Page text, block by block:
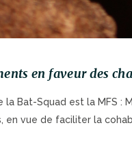
en faveur des
la Bat-Squad est la MFS
vue de faciliter la